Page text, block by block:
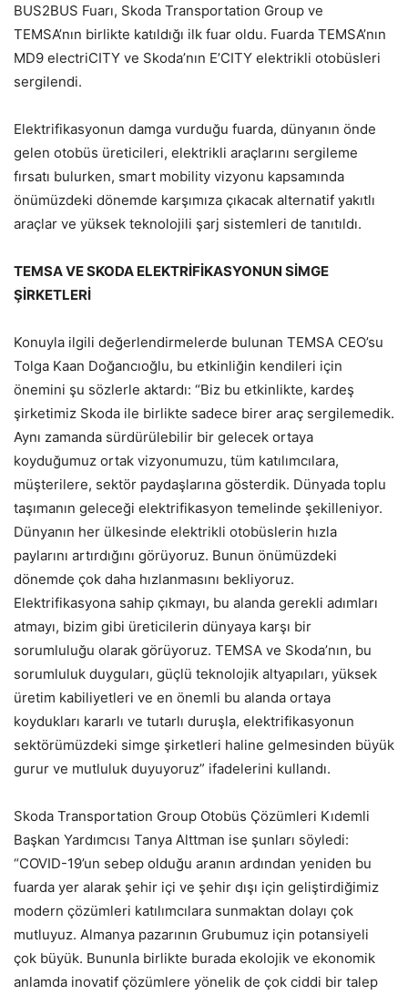
BUS2BUS Fuarı, Skoda Transportation Group ve
TEMSA’nın birlikte katıldığı ilk fuar oldu. Fuarda TEMSA’nın
MD9 electriCITY ve Skoda’nın E’CITY elektrikli otobüsleri
sergilendi.
Elektrifikasyonun damga vurduğu fuarda, dünyanın önde
gelen otobüs üreticileri, elektrikli araçlarını sergileme
fırsatı bulurken, smart mobility vizyonu kapsamında
önümüzdeki dönemde karşımıza çıkacak alternatif yakıtlı
araçlar ve yüksek teknolojili şarj sistemleri de tanıtıldı.
TEMSA VE SKODA ELEKTRİFİKASYONUN SİMGE
ŞİRKETLERİ
Konuyla ilgili değerlendirmelerde bulunan TEMSA CEO’su
Tolga Kaan Doğancıoğlu, bu etkinliğin kendileri için
önemini şu sözlerle aktardı: “Biz bu etkinlikte, kardeş
şirketimiz Skoda ile birlikte sadece birer araç sergilemedik.
Aynı zamanda sürdürülebilir bir gelecek ortaya
koyduğumuz ortak vizyonumuzu, tüm katılımcılara,
müşterilere, sektör paydaşlarına gösterdik. Dünyada toplu
taşımanın geleceği elektrifikasyon temelinde şekilleniyor.
Dünyanın her ülkesinde elektrikli otobüslerin hızla
paylarını artırdığını görüyoruz. Bunun önümüzdeki
dönemde çok daha hızlanmasını bekliyoruz.
Elektrifikasyona sahip çıkmayı, bu alanda gerekli adımları
atmayı, bizim gibi üreticilerin dünyaya karşı bir
sorumluluğu olarak görüyoruz. TEMSA ve Skoda’nın, bu
sorumluluk duyguları, güçlü teknolojik altyapıları, yüksek
üretim kabiliyetleri ve en önemli bu alanda ortaya
koydukları kararlı ve tutarlı duruşla, elektrifikasyonun
sektörümüzdeki simge şirketleri haline gelmesinden büyük
gurur ve mutluluk duyuyoruz” ifadelerini kullandı.
Skoda Transportation Group Otobüs Çözümleri Kıdemli
Başkan Yardımcısı Tanya Alttman ise şunları söyledi:
“COVID-19’un sebep olduğu aranın ardından yeniden bu
fuarda yer alarak şehir içi ve şehir dışı için geliştirdiğimiz
modern çözümleri katılımcılara sunmaktan dolayı çok
mutluyuz. Almanya pazarının Grubumuz için potansiyeli
çok büyük. Bununla birlikte burada ekolojik ve ekonomik
anlamda inovatif çözümlere yönelik de çok ciddi bir talep